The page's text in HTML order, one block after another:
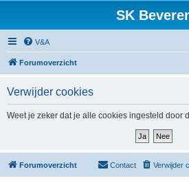
SK
V&A
Forumoverzicht
Verwijder cookies
Weet je zeker dat je alle cookies ingesteld door
Forumoverzicht Verwijder
Contact